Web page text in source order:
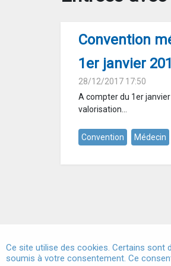
Convention
1er janvier
28/12/2017 17:50
A compter du 1er
valorisation...
Convention Médecin
Ce site utilise des cookies. Certains sont
soumis à votre consentement. Ce